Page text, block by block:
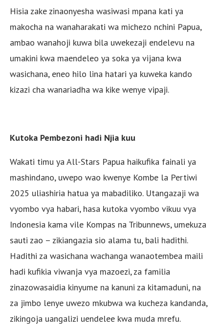
Hisia zake zinaonyesha wasiwasi mpana kati ya
makocha na wanaharakati wa michezo nchini Papua,
ambao wanahoji kuwa bila uwekezaji endelevu na
umakini kwa maendeleo ya soka ya vijana kwa
wasichana, eneo hilo lina hatari ya kuweka kando
kizazi cha wanariadha wa kike wenye vipaji.
Kutoka Pembezoni hadi Njia kuu
Wakati timu ya All-Stars Papua haikufika fainali ya
mashindano, uwepo wao kwenye Kombe la Pertiwi
2025 uliashiria hatua ya mabadiliko. Utangazaji wa
vyombo vya habari, hasa kutoka vyombo vikuu vya
Indonesia kama vile Kompas na Tribunnews, umekuza
sauti zao – zikiangazia sio alama tu, bali hadithi.
Hadithi za wasichana wachanga wanaotembea maili
hadi kufikia viwanja vya mazoezi, za familia
zinazowasaidia kinyume na kanuni za kitamaduni, na
za jimbo lenye uwezo mkubwa wa kucheza kandanda,
zikingoja uangalizi uendelee kwa muda mrefu.